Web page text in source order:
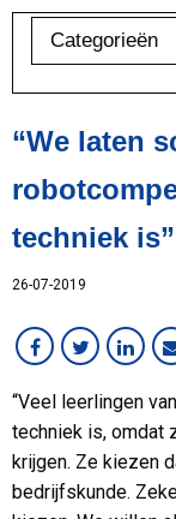
Categorieën
Klant in beeld
MCB Campus
MVO
RVS
Services
Staal
VMI
Werken bij MCB
“We laten
techniek is”
26-07-2019
“Veel leerlingen
techniek is, omdat
krijgen. Ze kiezen
bedrijfskunde.